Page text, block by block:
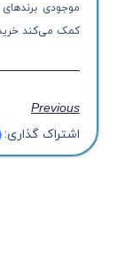
موجودی
کمک می‌کند
Previous
اشتراک گذاری: